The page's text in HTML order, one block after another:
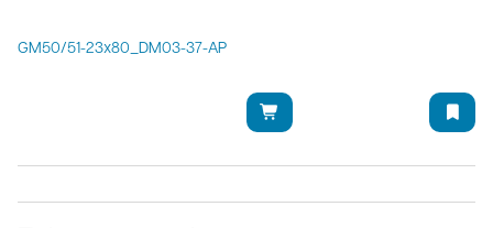
GM50/51-23x80_DM03-37-AP